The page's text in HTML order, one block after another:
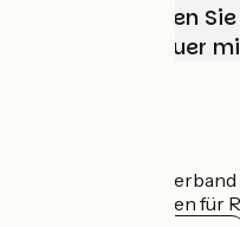
Wählen, bereiten
Ihr Radabenteuer
Der nationale
offizielle Leitfaden für